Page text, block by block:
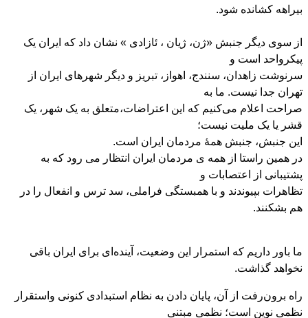
بیراهه کشانده شود.
از سوی دیگر جنبش «ژن، ژیان ، ئازادی » نشان داد که ایران یک
پیکرواحد است و
سرنوشت زاهدان، سنندج، اھواز، تبریز و دیگر شهرهای ایران از
تهران جدا نیست. ما به
صراحت اعلام می‌کنیم که این اعتراضات،متعلق به یک شهر، یک
قشر یا یک ملیت نیست؛
این جنبش، جنبش همهٔ مردمان ایران است.
در همین راستا از ھمه ی مردمان ایران انتظار می رود که به
پشتیبانی از اعتصابات و
تظاھرات بپیوندند و با همبستگی فراملی، سد ترس و انفعال را در
هم بشکنند.
ما باور داریم که استمرار این وضعیت، آینده‌ای برای ایران باقی
نخواهد گذاشت.
راه برون‌رفت از آن، پایان دادن به نظام استبدادی کنونی واستقرار
نظمی نوین است؛ نظمی مبتنی